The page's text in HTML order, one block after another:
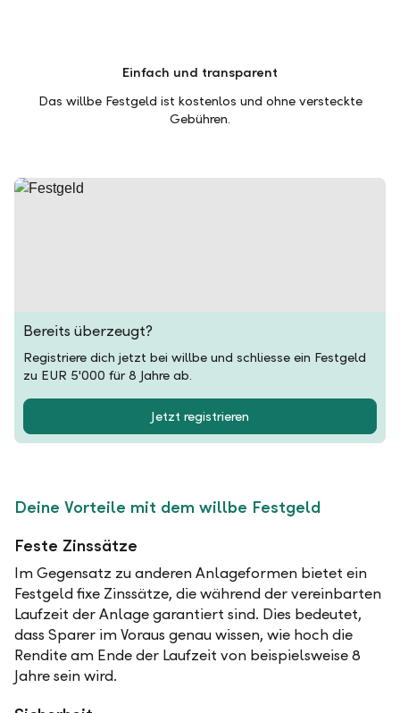
Einfach und transparent
Das willbe Festgeld ist kostenlos und ohne versteckte
Gebühren.
Bereits überzeugt?
Registriere dich jetzt bei willbe und schliesse ein Festgeld
zu EUR 5'000 für 8 Jahre ab.
Jetzt registrieren
Deine Vorteile mit dem willbe Festgeld
Feste Zinssätze
Im Gegensatz zu anderen Anlageformen bietet ein
Festgeld fixe Zinssätze, die während der vereinbarten
Laufzeit der Anlage garantiert sind. Dies bedeutet,
dass Sparer im Voraus genau wissen, wie hoch die
Rendite am Ende der Laufzeit von beispielsweise 8
Jahre sein wird.